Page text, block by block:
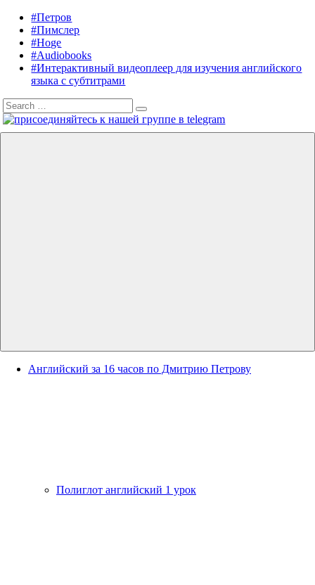
content
Listening
English
Audiobooks
English,
Petrov
English
#Петров
#Пимслер
#Hoge
#Audiobooks
#Интерактивный видеоплеер для изучения английского
языка с субтитрами
Search
for:
Search
Английский за 16 часов по Дмитрию Петрову
Полиглот английский 1 урок